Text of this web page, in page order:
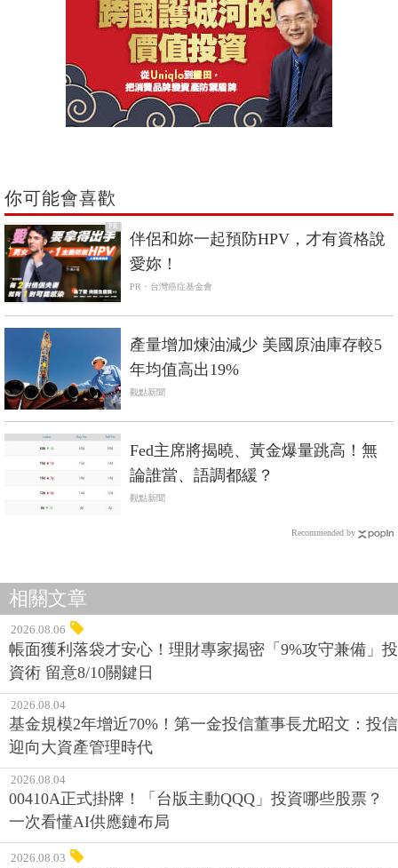
你可能會喜歡
PR
伴侶和妳一起預防HPV，才有資格說
愛妳！
PR・台灣癌症基金會
產量增加煉油減少 美國原油庫存較5
年均值高出19%
觀點新聞
Fed主席將揭曉、黃金爆量跳高！無
論誰當、語調都緩？
觀點新聞
Recommended by
相關文章
2026.08.06
帳面獲利落袋才安心！理財專家揭密「9%攻守兼備」投
資術 留意8/10關鍵日
2026.08.04
基金規模2年增近70%！第一金投信董事長尤昭文：投信
迎向大資產管理時代
2026.08.04
00410A正式掛牌！「台版主動QQQ」投資哪些股票？
一次看懂AI供應鏈布局
2026.08.03